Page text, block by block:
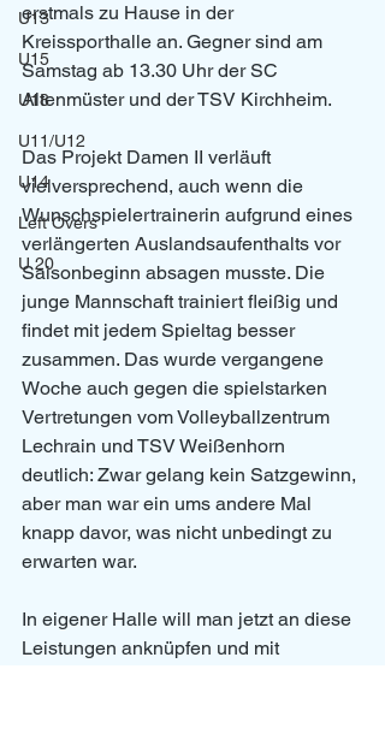
U13
U15
U18
U11/U12
U14
Left Overs
U 20
erstmals zu Hause in der
Kreissporthalle an. Gegner sind am
Samstag ab 13.30 Uhr der SC
Altenmüster und der TSV Kirchheim.
Das Projekt Damen II verläuft
vielversprechend, auch wenn die
Wunschspielertrainerin aufgrund eines
verlängerten Auslandsaufenthalts vor
Saisonbeginn absagen musste. Die
junge Mannschaft trainiert fleißig und
findet mit jedem Spieltag besser
zusammen. Das wurde vergangene
Woche auch gegen die spielstarken
Vertretungen vom Volleyballzentrum
Lechrain und TSV Weißenhorn
deutlich: Zwar gelang kein Satzgewinn,
aber man war ein ums andere Mal
knapp davor, was nicht unbedingt zu
erwarten war.
In eigener Halle will man jetzt an diese
Leistungen anknüpfen und mit